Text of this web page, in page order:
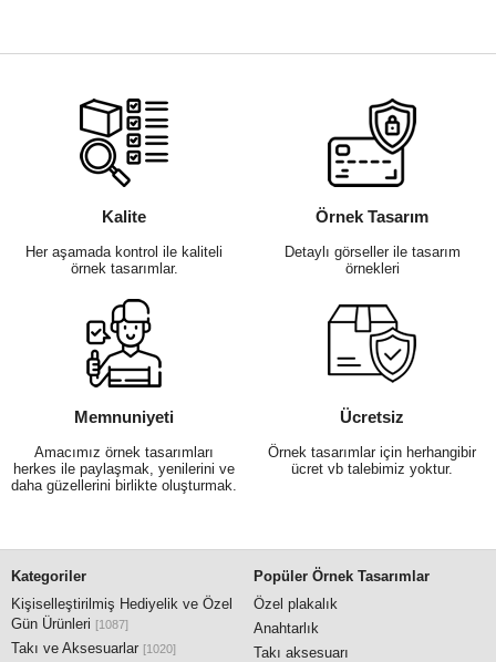
Kalite
Her aşamada kontrol ile kaliteli
örnek tasarımlar.
Örnek Tasarım
Detaylı görseller ile tasarım
örnekleri
Memnuniyeti
Amacımız örnek tasarımları
herkes ile paylaşmak, yenilerini ve
daha güzellerini birlikte oluşturmak.
Ücretsiz
Örnek tasarımlar için herhangibir
ücret vb talebimiz yoktur.
Kategoriler
Kişiselleştirilmiş Hediyelik ve Özel
Gün Ürünleri [1087]
Takı ve Aksesuarlar [1020]
Popüler Örnek Tasarımlar
Özel plakalık
Anahtarlık
Takı aksesuarı